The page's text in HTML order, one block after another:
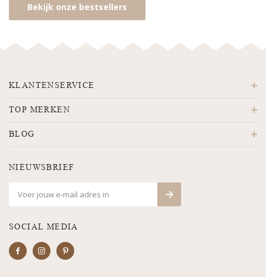
Bekijk onze bestsellers
KLANTENSERVICE
TOP MERKEN
BLOG
NIEUWSBRIEF
SOCIAL MEDIA